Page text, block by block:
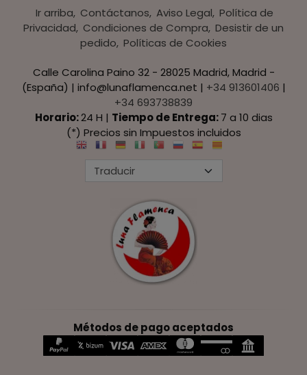
Ir arriba Contáctanos Aviso Legal Política de
Privacidad Condiciones de Compra Desistir de un
pedido Políticas de Cookies
Calle Carolina Paino 32 - 28025 Madrid, Madrid -
(España) | info@lunaflamenca.net | +34 913601406 |
+34 693738839
Horario:24 H | Tiempo de Entrega:7 a 10 dias
(*) Precios sin Impuestos incluidos
Métodos de pago aceptados